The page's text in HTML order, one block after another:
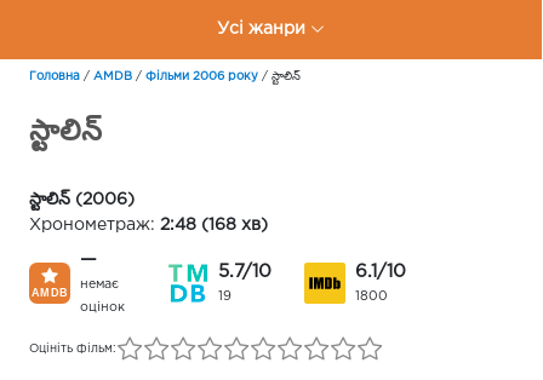
Усі жанри
Головна / AMDB / Фільми 2006 року / స్టాలిన్
స్టాలిన్
స్టాలిన్ (2006)
Хронометраж: 2:48 (168 хв)
—
немає
оцінок
5.7/10
19
6.1/10
1800
Оцініть фільм: